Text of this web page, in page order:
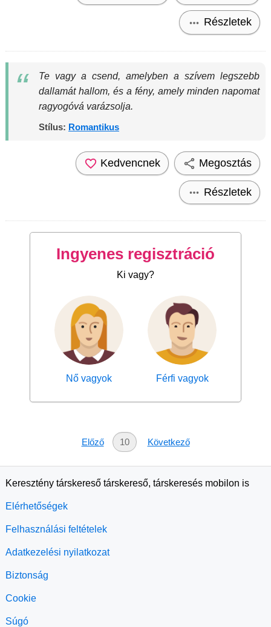
Részletek
Te vagy a csend, amelyben a szívem legszebb
dallamát hallom, és a fény, amely minden napomat
ragyogóvá varázsolja.
Stílus: Romantikus
Kedvencnek Megosztás
Részletek
Ingyenes regisztráció
Ki vagy?
Nő vagyok Férfi vagyok
Előző 10 Következő
Keresztény társkereső társkereső, társkeresés mobilon is
Elérhetőségek
Felhasználási feltételek
Adatkezelési nyilatkozat
Biztonság
Cookie
Súgó